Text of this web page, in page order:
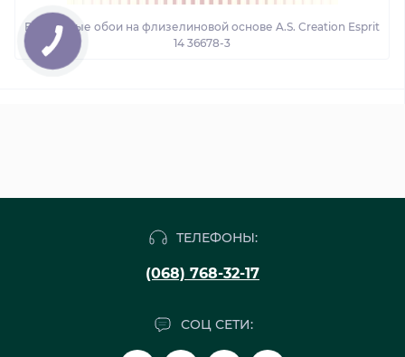
Виниловые обои на флизелиновой основе A.S. Creation Esprit
14 36678-3
ТЕЛЕФОНЫ:
(068) 768-32-17
СОЦ СЕТИ: